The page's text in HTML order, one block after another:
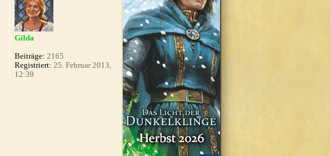
Gilda
Beiträge: 2165
Registriert: 25. Februar 2013,
12:39